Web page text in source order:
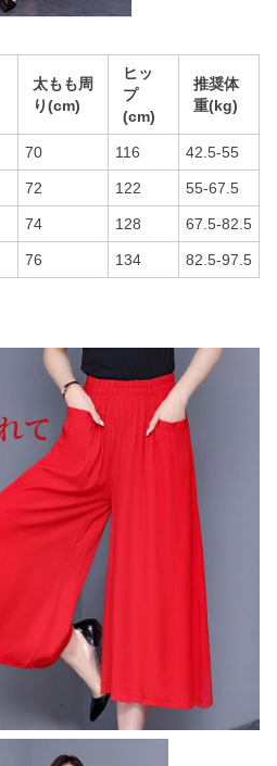
太もも周
り(cm)
ヒッ
プ
(cm)
推奨体
重(kg)
70 116 42.5-55
72 122 55-67.5
74 128 67.5-82.5
76 134 82.5-97.5